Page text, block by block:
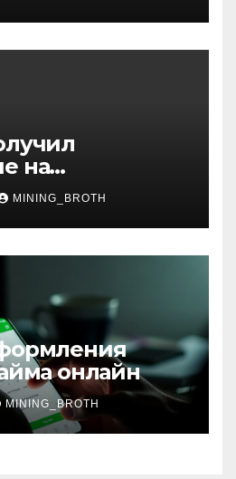
на
банка в
MINING_BROTH
онлайн
MINING_BROTH